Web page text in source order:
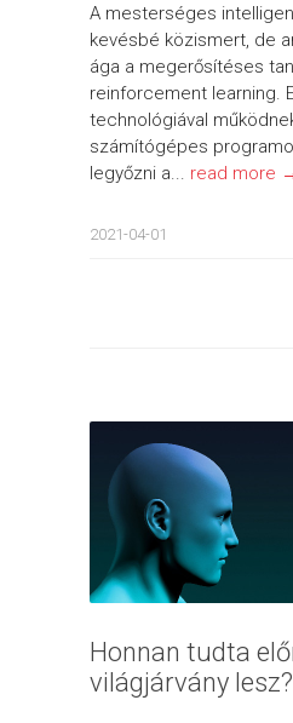
A mesterséges
kevésbé közismert, de
ága a megerősítéses
reinforcement learning.
technológiával
számítógépes
legyőzni a... read more
2021-04-01
Honnan tudta
világjárvány lesz?